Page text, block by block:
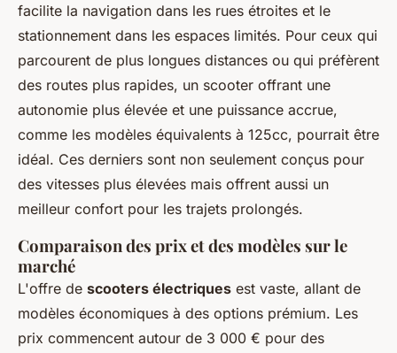
facilite la navigation dans les rues étroites et le
stationnement dans les espaces limités. Pour ceux qui
parcourent de plus longues distances ou qui préfèrent
des routes plus rapides, un scooter offrant une
autonomie plus élevée et une puissance accrue,
comme les modèles équivalents à 125cc, pourrait être
idéal. Ces derniers sont non seulement conçus pour
des vitesses plus élevées mais offrent aussi un
meilleur confort pour les trajets prolongés.
Comparaison des prix et des modèles sur le
marché
L'offre de scooters électriques est vaste, allant de
modèles économiques à des options prémium. Les
prix commencent autour de 3 000 € pour des